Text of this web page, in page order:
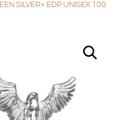
SILVER» EDP UNISEX 100